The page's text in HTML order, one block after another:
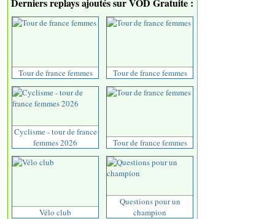
Tour de france femmes Tour de france femmes
Cyclisme - tour de france
femmes 2026
Tour de france femmes
Vélo club
Questions pour un
champion